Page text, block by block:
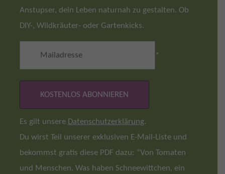
Anstupser, dein Leben naturnah zu gestalten. Ob
DIY-, Wildkräuter- oder Gartenkicks.
*
Es gilt unsere Datenschutzerklärung.
Du wirst Teil unserer exklusiven E-Mail-Liste und
bekommst gratis diese PDF dazu: “Von Tomaten
und Menschen. Was haben Schneewittchen, ein